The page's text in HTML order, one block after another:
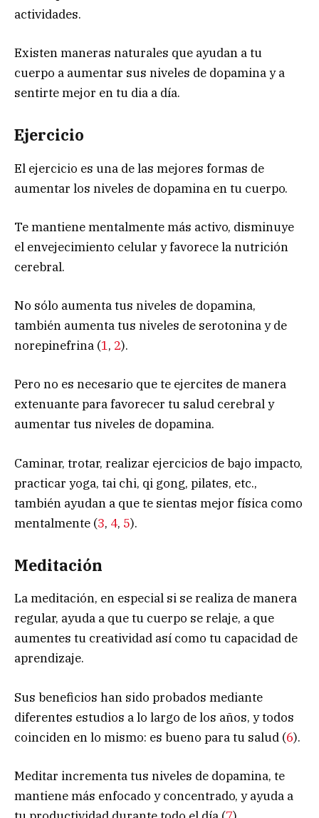
actividades.
Existen maneras naturales que ayudan a tu
cuerpo a aumentar sus niveles de dopamina y a
sentirte mejor en tu dia a día.
Ejercicio
El ejercicio es una de las mejores formas de
aumentar los niveles de dopamina en tu cuerpo.
Te mantiene mentalmente más activo, disminuye
el envejecimiento celular y favorece la nutrición
cerebral.
No sólo aumenta tus niveles de dopamina,
también aumenta tus niveles de serotonina y de
norepinefrina (1, 2).
Pero no es necesario que te ejercites de manera
extenuante para favorecer tu salud cerebral y
aumentar tus niveles de dopamina.
Caminar, trotar, realizar ejercicios de bajo impacto,
practicar yoga, tai chi, qi gong, pilates, etc.,
también ayudan a que te sientas mejor física como
mentalmente (3, 4, 5).
Meditación
La meditación, en especial si se realiza de manera
regular, ayuda a que tu cuerpo se relaje, a que
aumentes tu creatividad así como tu capacidad de
aprendizaje.
Sus beneficios han sido probados mediante
diferentes estudios a lo largo de los años, y todos
coinciden en lo mismo: es bueno para tu salud (6).
Meditar incrementa tus niveles de dopamina, te
mantiene más enfocado y concentrado, y ayuda a